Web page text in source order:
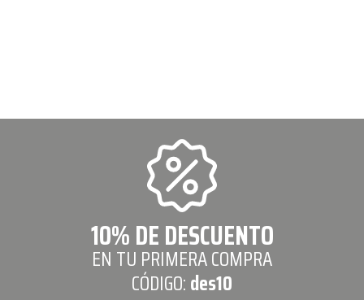
10% DE DESCUENTO
EN TU PRIMERA COMPRA
CÓDIGO:des10